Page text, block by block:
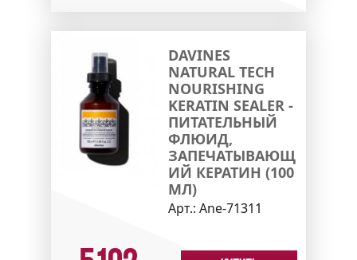
DAVINES
NATURAL TECH
NOURISHING
KERATIN SEALER -
ПИТАТЕЛЬНЫЙ
ФЛЮИД,
ЗАПЕЧАТЫВАЮЩ
ИЙ КЕРАТИН (100
МЛ)
Арт.: Ane-71311